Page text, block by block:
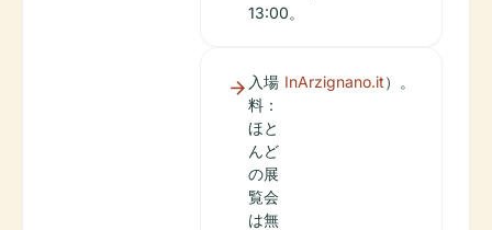
13:00。
入場
料：
ほと
んど
の展
覧会
は無
InArzignano.it）。